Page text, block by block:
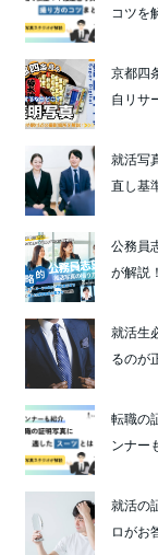
コツを
京都四
自リサ
就活写
直し基
公務員
が解説
就活生
るのが
転職の
ンナー
就活の
ロがお